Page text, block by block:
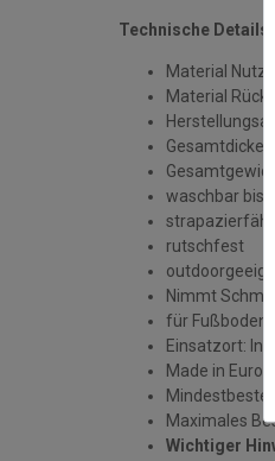
Technische Details:
Material
Material
Gesamtdicke:
waschbar bis
strapazierfähig
rutschfest
Nimmt
für
Einsatzort:
Made in Europe
Maximales
Wichtiger